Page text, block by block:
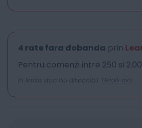
4 rate fara dobanda prin
Pentru comenzi intre 250 si
In limita stocului disponibil. Detalii aici